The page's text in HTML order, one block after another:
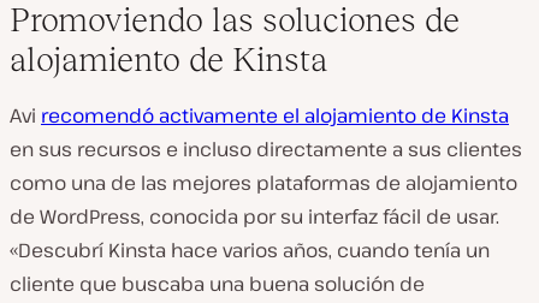
Promoviendo las soluciones de
alojamiento de Kinsta
Avi recomendó activamente el alojamiento de Kinsta
en sus recursos e incluso directamente a sus clientes
como una de las mejores plataformas de alojamiento
de WordPress, conocida por su interfaz fácil de usar.
«Descubrí Kinsta hace varios años, cuando tenía un
cliente que buscaba una buena solución de